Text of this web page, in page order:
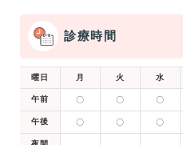
診療時間
曜日 月 火 水
午前 〇 〇 〇
午後 〇 〇 〇